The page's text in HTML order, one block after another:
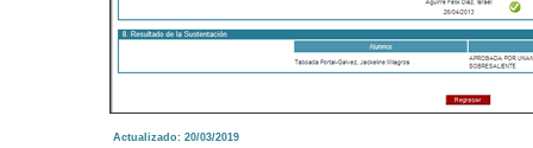
Actualizado: 20/03/2019